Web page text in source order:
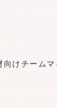
けチーム